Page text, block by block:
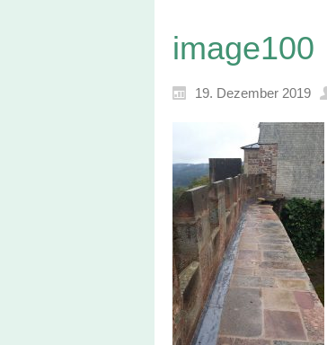
image100
19. Dezember 2019